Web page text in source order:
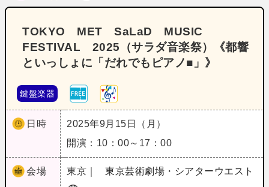
TOKYO MET SaLaD MUSIC
FESTIVAL 2025（サラダ音楽祭）《都響
といっしょに「だれでもピアノ■」》
鍵盤楽器
日時
2025年9月15日（月）
開演：10：00～17：00
会場 東京｜ 東京芸術劇場・シアターウエスト